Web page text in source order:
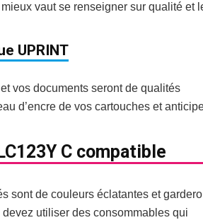
vaut se renseigner sur qualité et
UPRINT
vos documents seront de qualités
d’encre de vos cartouches et
C compatible
sont de couleurs éclatantes et
utiliser des consommables qui